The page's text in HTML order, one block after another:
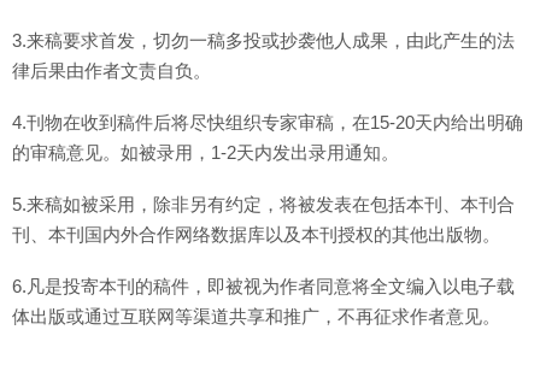
3.来稿要求首发，切勿一稿多投或抄袭他人成果，由此产生的法
律后果由作者文责自负。
4.刊物在收到稿件后将尽快组织专家审稿，在15-20天内给出明确
的审稿意见。如被录用，1-2天内发出录用通知。
5.来稿如被采用，除非另有约定，将被发表在包括本刊、本刊合
刊、本刊国内外合作网络数据库以及本刊授权的其他出版物。
6.凡是投寄本刊的稿件，即被视为作者同意将全文编入以电子载
体出版或通过互联网等渠道共享和推广，不再征求作者意见。